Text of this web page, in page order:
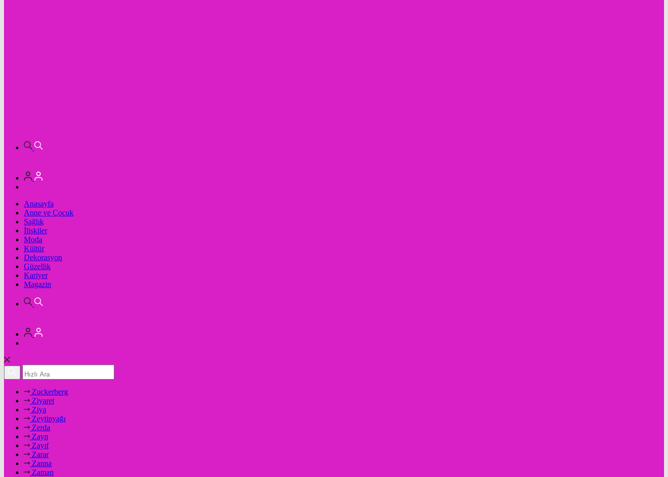
Anasayfa
Anne ve Çocuk
Sağlık
İlişkiler
Moda
Kültür
Dekorasyon
Güzellik
Kariyer
Magazin
Zuckerberg
Ziyaret
Ziya
Zeytinyağı
Zerda
Zayn
Zayıf
Zarar
Zanna
Zaman